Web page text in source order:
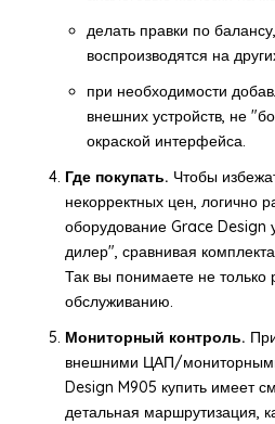
делать правки по
воспроизводятся на
при необходимости
внешних устройств, не
окраской интерфейса.
Где покупать. Чтобы
некорректных цен, логично
оборудование Grace
дилер", сравнивая
Так вы понимаете не только
обслуживанию.
Мониторный контроль.
внешними ЦАП/
Design M905 купить имеет
детальная маршрутизация,